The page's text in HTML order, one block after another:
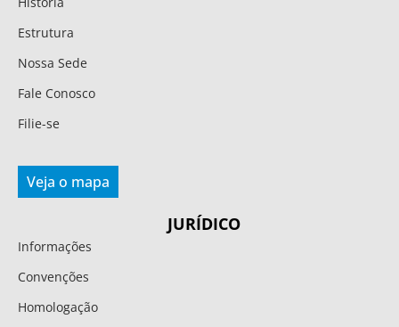
Estrutura
Nossa Sede
Fale Conosco
Filie-se
Veja o mapa
JURÍDICO
Informações
Convenções
Homologação